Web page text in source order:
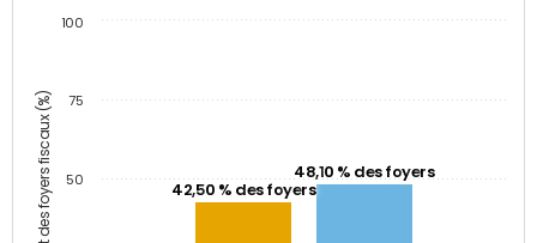
Part des foyers fiscaux (%) 42,50 % des foyers
48,10 % des foyers
50
75
100